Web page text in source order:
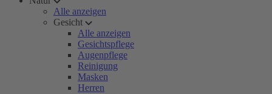
Alle anzeigen
Gesicht
Alle anzeigen
Gesichtspflege
Augenpflege
Reinigung
Masken
Herren